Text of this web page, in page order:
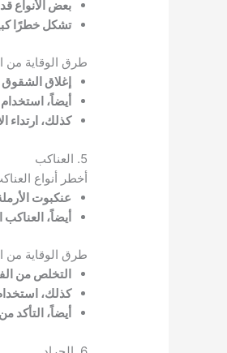
بعض الأنواع
تشكل خطرًا
طرق الوقاية من
إغلاق الشقوق
أيضاً،
كذلك، ارتداء
5. العناكب
أخطر أنواع
عنكبوت
أيضاً، العناكب
طرق الوقاية من
التخلص من
كذلك،
أيضاً، التأكد